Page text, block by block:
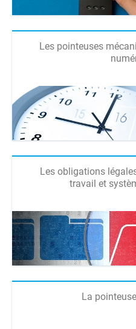
Les pointeuses
Les obligations
travail et
La